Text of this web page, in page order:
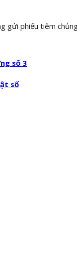
gửi phiếu tiêm
số 3
số